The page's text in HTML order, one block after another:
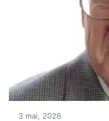
3 mai, 2026